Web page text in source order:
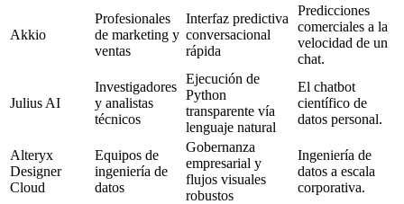
Akkio
Profesionales
de marketing y
ventas
Interfaz predictiva
conversacional
rápida
Predicciones
comerciales a la
velocidad de un
chat.
Julius AI
Investigadores
y analistas
técnicos
Ejecución de
Python
transparente vía
lenguaje natural
El chatbot
científico de
datos personal.
Alteryx
Designer
Cloud
Equipos de
ingeniería de
datos
Gobernanza
empresarial y
flujos visuales
robustos
Ingeniería de
datos a escala
corporativa.